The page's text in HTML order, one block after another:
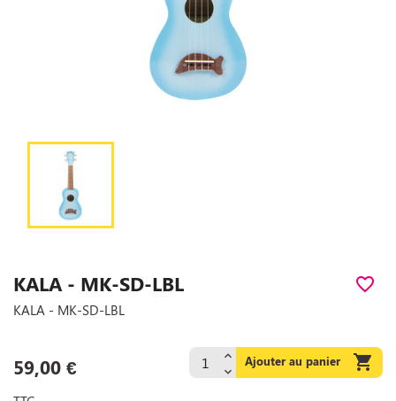
KALA - MK-SD-LBL favorite_border
KALA - MK-SD-LBL
59,00 € Ajouter au panier 